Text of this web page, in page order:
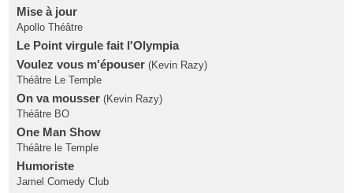
Mise à jour
Apollo Théâtre
Le Point virgule fait l'Olympia
Voulez vous m'épouser (Kevin Razy)
Théâtre Le Temple
On va mousser (Kevin Razy)
Théâtre BO
One Man Show
Théâtre le Temple
Humoriste
Jamel Comedy Club